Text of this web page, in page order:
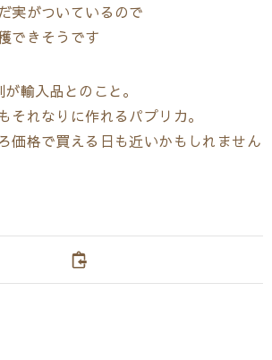
実がついているので
できそうです
輸入品とのこと。
それなりに作れるパプリカ。
価格で買える日も近いかもしれません